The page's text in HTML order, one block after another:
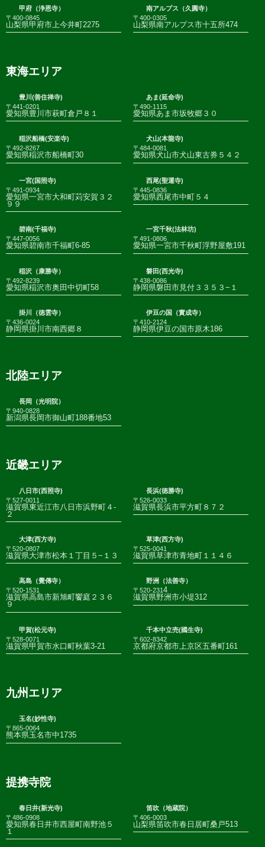
甲府（浄恩寺）
〒400-0845
山梨県甲府市上今井町2275
南アルプス（久圓寺）
〒400-0305
山梨県南アルプス市十五所474
東海エリア
豊川(善住禅寺)
〒441-0201
愛知県豊川市萩町倉戸８１
あま(延命寺)
〒490-1115
愛知県あま市坂牧郷３０
稲沢船橋(安楽寺)
〒492-8267
愛知県稲沢市船橋町30
犬山(本龍寺)
〒484-0081
愛知県犬山市犬山東古券５４２
一宮(国照寺)
〒491-0934
愛知県一宮市大和町苅安賀３２
９９
西尾(聖運寺)
〒445-0836
愛知県西尾市中町５４
碧南(千福寺)
〒447-0056
愛知県碧南市千福町6-85
一宮千秋(法林坊)
〒491-0806
愛知県一宮市千秋町浮野屋敷191
稲沢（康勝寺）
〒492-8239
愛知県稲沢市奥田中切町58
磐田(西光寺)
〒438-0086
静岡県磐田市見付３３５３−１
掛川（徳雲寺）
〒436-0024
静岡県掛川市南西郷８
伊豆の国（實成寺）
〒410-2124
静岡県伊豆の国市原木186
北陸エリア
長岡（光明院）
〒940-0828
新潟県長岡市御山町188番地53
近畿エリア
八日市(西照寺)
〒527-0011
滋賀県東近江市八日市浜野町４-
２
長浜(徳勝寺)
〒526-0033
滋賀県長浜市平方町８７２
大津(西方寺)
〒520-0807
滋賀県大津市松本１丁目５−１３
草津(西方寺)
〒525-0041
滋賀県草津市青地町１１４６
高島（覺傳寺）
〒520-1531
滋賀県高島市新旭町饗庭２３６
９
野洲（法善寺）
〒520-2314
滋賀県野洲市小堤312
甲賀(松元寺)
〒528-0071
滋賀県甲賀市水口町秋葉3-21
千本中立売(國生寺)
〒602-8342
京都府京都市上京区五番町161
九州エリア
玉名(妙性寺)
〒865-0064
熊本県玉名市中1735
提携寺院
春日井(新光寺)
〒486-0908
愛知県春日井市西屋町南野池５
１
笛吹（地蔵院）
〒406-0003
山梨県笛吹市春日居町桑戸513